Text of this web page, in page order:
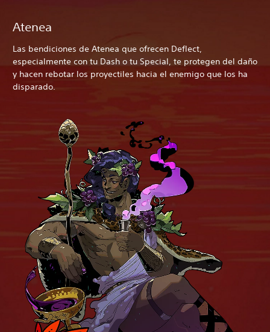
Atenea
Las bendiciones de Atenea que ofrecen Deflect,
especialmente con tu Dash o tu Special, te protegen del daño
y hacen rebotar los proyectiles hacia el enemigo que los ha
disparado.